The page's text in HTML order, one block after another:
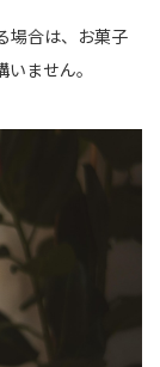
場合は、お菓子
ません。